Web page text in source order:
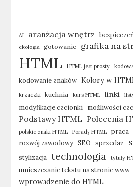
AI aranżacja wnętrz
ekologia gotowanie grafika na
HTML HTML jest prosty
kodowanie znaków Kolory w
krzaczki kuchnia kurs HTML linki
modyfikacje czcionki możliwości
Podstawy HTML Polecenia
polskie znaki HTML Porady HTML praca
rozwój zawodowy SEO sprzedaż
stylizacja technologia tytuły
umieszczanie tekstu na stronie www
wprowadzenie do HTML